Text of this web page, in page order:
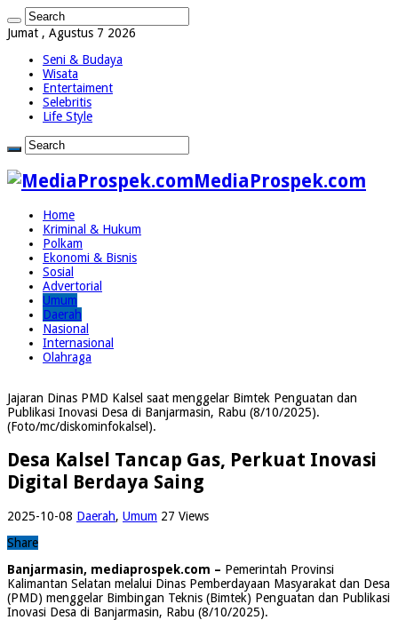
Jumat , Agustus 7 2026
Seni & Budaya
Wisata
Entertaiment
Selebritis
Life Style
MediaProspek.com
Home
Kriminal & Hukum
Polkam
Ekonomi & Bisnis
Sosial
Advertorial
Umum
Daerah
Nasional
Internasional
Olahraga
Jajaran Dinas PMD Kalsel saat menggelar Bimtek Penguatan dan
Publikasi Inovasi Desa di Banjarmasin, Rabu (8/10/2025).
(Foto/mc/diskominfokalsel).
Desa Kalsel Tancap Gas, Perkuat Inovasi
Digital Berdaya Saing
2025-10-08 Daerah, Umum 27 Views
Share
Banjarmasin, mediaprospek.com – Pemerintah Provinsi
Kalimantan Selatan melalui Dinas Pemberdayaan Masyarakat dan Desa
(PMD) menggelar Bimbingan Teknis (Bimtek) Penguatan dan Publikasi
Inovasi Desa di Banjarmasin, Rabu (8/10/2025).